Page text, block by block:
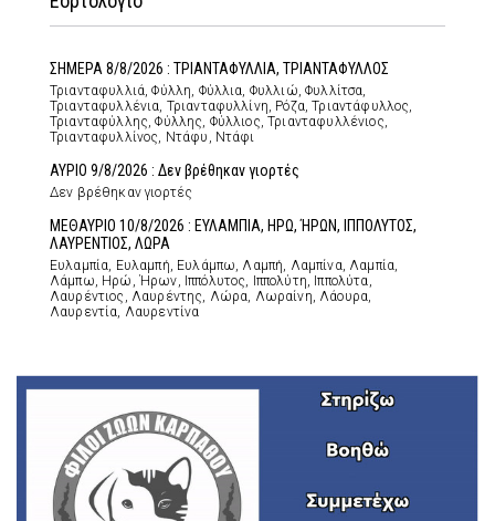
ΣΗΜΕΡΑ 8/8/2026 : ΤΡΙΑΝΤΑΦΥΛΛΙΑ, ΤΡΙΑΝΤΑΦΥΛΛΟΣ
Τριανταφυλλιά, Φύλλη, Φύλλια, Φυλλιώ, Φυλλίτσα,
Τριανταφυλλένια, Τριανταφυλλίνη, Ρόζα, Τριαντάφυλλος,
Τριανταφύλλης, Φύλλης, Φύλλιος, Τριανταφυλλένιος,
Τριανταφυλλίνος, Ντάφυ, Ντάφι
ΑΥΡΙΟ 9/8/2026 : Δεν βρέθηκαν γιορτές
Δεν βρέθηκαν γιορτές
ΜΕΘΑΥΡΙΟ 10/8/2026 : ΕΥΛΑΜΠΙΑ, ΗΡΩ, ΉΡΩΝ, ΙΠΠΟΛΥΤΟΣ,
ΛΑΥΡΕΝΤΙΟΣ, ΛΩΡΑ
Ευλαμπία, Ευλαμπή, Ευλάμπω, Λαμπή, Λαμπίνα, Λαμπία,
Λάμπω, Ηρώ, Ήρων, Ιππόλυτος, Ιππολύτη, Ιππολύτα,
Λαυρέντιος, Λαυρέντης, Λώρα, Λωραίνη, Λάουρα,
Λαυρεντία, Λαυρεντίνα